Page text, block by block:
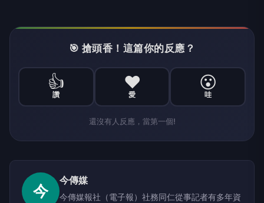
🎯 搶頭香！這篇你的反應？
👍
讚
❤️
愛
😮
哇
還沒有人反應，當第一個!
今
今傳媒
今傳媒報社（電子報）社務同仁從事記者有多年資